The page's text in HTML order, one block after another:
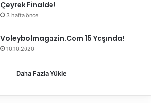
Çeyrek Finalde!
3 hafta önce
Voleybolmagazin.Com 15 Yaşında!
10.10.2020
Daha Fazla Yükle